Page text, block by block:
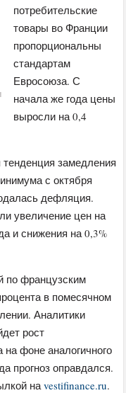
потребительские
товары во Франции
пропорциональны
стандартам
Евросоюза. С
начала же года цены
выросли на 0,4
замедления
с октября
дефляция.
увеличение цен на
и снижения на 0,3%
по французским
в помесячном
Аналитики
рост
на фоне аналогичного
прогноз оправдался.
наvestifinance.ru.